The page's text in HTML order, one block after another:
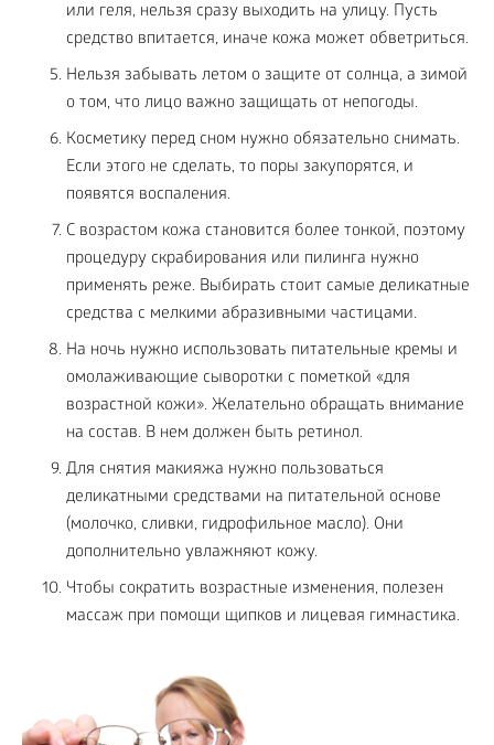
или геля, нельзя сразу выходить на улицу. Пусть
средство впитается, иначе кожа может обветриться.
Нельзя забывать летом о защите от солнца, а зимой
о том, что лицо важно защищать от непогоды.
Косметику перед сном нужно обязательно снимать.
Если этого не сделать, то поры закупорятся, и
появятся воспаления.
С возрастом кожа становится более тонкой, поэтому
процедуру скрабирования или пилинга нужно
применять реже. Выбирать стоит самые деликатные
средства с мелкими абразивными частицами.
На ночь нужно использовать питательные кремы и
омолаживающие сыворотки с пометкой «для
возрастной кожи». Желательно обращать внимание
на состав. В нем должен быть ретинол.
Для снятия макияжа нужно пользоваться
деликатными средствами на питательной основе
(молочко, сливки, гидрофильное масло). Они
дополнительно увлажняют кожу.
Чтобы сократить возрастные изменения, полезен
массаж при помощи щипков и лицевая гимнастика.